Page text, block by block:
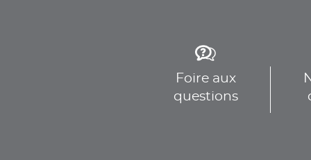
13 Rue Jean Moulin
77340 PONTAULT-COMBAULT
Fermé actuellement
Téléphone
Voir
Foire aux
questions